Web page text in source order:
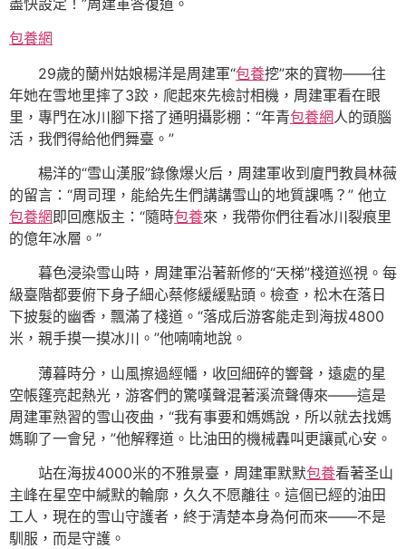
包養網
29歲的蘭州姑娘楊洋是周建軍“包養挖”來的寶物——往
年她在雪地里摔了3跤，爬起來先檢討相機，周建軍看在眼
里，專門在冰川腳下搭了通明攝影棚：“年青包養網人的頭腦
活，我們得給他們舞臺。”
楊洋的“雪山漢服”錄像爆火后，周建軍收到廈門教員林薇
的留言：“周司理，能給先生們講講雪山的地質課嗎？” 他立
包養網即回應版主：“隨時包養來，我帶你們往看冰川裂痕里
的億年冰層。”
暮色浸染雪山時，周建軍沿著新修的“天梯”棧道巡視。每
級臺階都要俯下身子細心蔡修緩緩點頭。檢查，松木在落日
下披髮的幽香，飄滿了棧道。“落成后游客能走到海拔4800
米，親手摸一摸冰川。”他喃喃地說。
薄暮時分，山風擦過經幡，收回細碎的響聲，遠處的星
空帳篷亮起熱光，游客們的驚嘆聲混著溪流聲傳來——這是
周建軍熟習的雪山夜曲，“我有事要和媽媽說，所以就去找媽
媽聊了一會兒，”他解釋道。比油田的機械轟叫更讓貳心安。
站在海拔4000米的不雅景臺，周建軍默默包養看著圣山
主峰在星空中緘默的輪廓，久久不愿離往。這個已經的油田
工人，現在的雪山守護者，終于清楚本身為何而來——不是
馴服，而是守護。